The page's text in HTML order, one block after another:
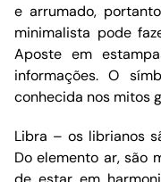
e arrumado,
minimalista pode
Aposte em
informações. O
conhecida nos mitos
Libra – os librianos
Do elemento ar, são